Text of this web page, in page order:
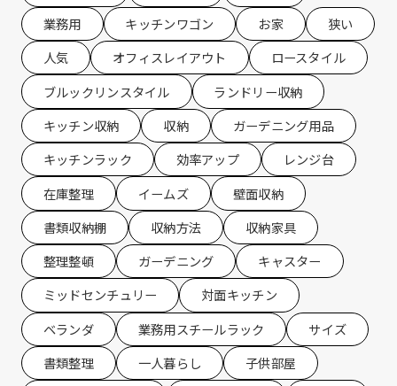
業務用
キッチンワゴン お家
狭い
人気
オフィスレイアウト
ロースタイル
ブルックリンスタイル
ランドリー収納
キッチン収納
収納
ガーデニング用品
キッチンラック
効率アップ
レンジ台
在庫整理
イームズ
壁面収納
書類収納棚
収納方法
収納家具
整理整頓
ガーデニング
キャスター
ミッドセンチュリー
対面キッチン
ベランダ
業務用スチールラック
サイズ
書類整理
一人暮らし
子供部屋